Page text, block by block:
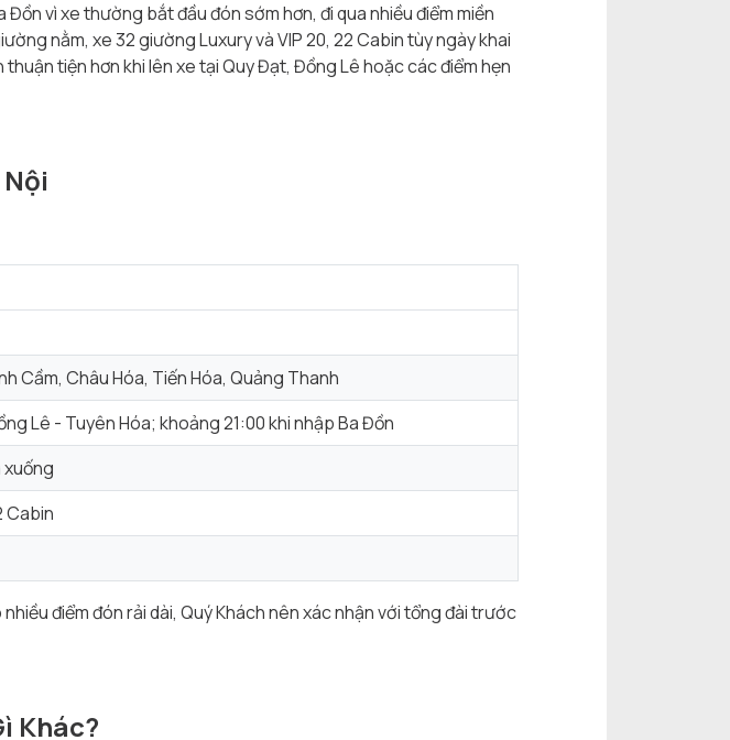
vì xe thường bắt đầu đón sớm hơn, đi qua nhiều điểm miền
nằm, xe 32 giường Luxury và VIP 20, 22 Cabin tùy ngày khai
tiện hơn khi lên xe tại Quy Đạt, Đồng Lê hoặc các điểm hẹn
Cầm, Châu Hóa, Tiến Hóa, Quảng Thanh
Lê - Tuyên Hóa; khoảng 21:00 khi nhập Ba Đồn
xuống
Cabin
điểm đón rải dài, Quý Khách nên xác nhận với tổng đài trước
Khác?